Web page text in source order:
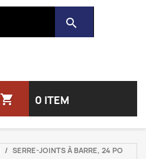
search
shopping_cart 0 ITEM
SERRE-JOINTS À BARRE, 24 PO